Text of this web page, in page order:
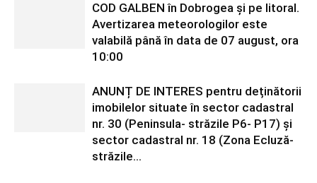
COD GALBEN în Dobrogea și pe litoral.
Avertizarea meteorologilor este
valabilă până în data de 07 august, ora
10:00
ANUNȚ DE INTERES pentru deținătorii
imobilelor situate în sector cadastral
nr. 30 (Peninsula- străzile P6- P17) și
sector cadastral nr. 18 (Zona Ecluză-
străzile...